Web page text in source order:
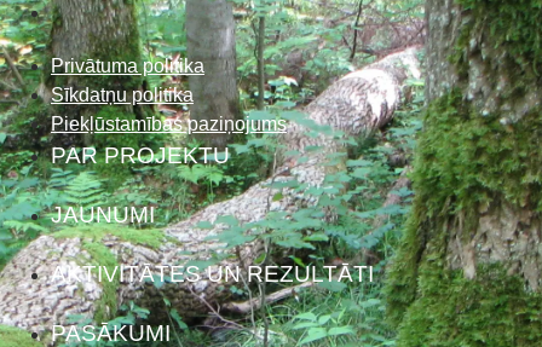
Privātuma politika
Sīkdatņu politika
Piekļūstamības paziņojums
PAR PROJEKTU
JAUNUMI
AKTIVITĀTES UN REZULTĀTI
PASĀKUMI